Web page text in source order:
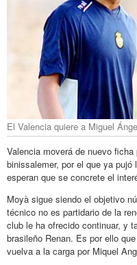
El Valencia quiere a Miguel
Valencia moverá de nuevo
binissalemer, por el que ya
esperan que se concrete el
Moyà sigue siendo el objetivo
técnico no es partidario de la
club le ha ofrecido continuar, y
brasileño Renan. Es por ello
vuelva a la carga por Miquel